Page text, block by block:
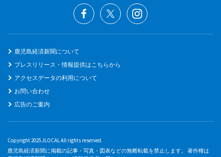
鹿児島経済新聞について
プレスリリース・情報提供はこちらから
アクセスデータの利用について
お問い合わせ
広告のご案内
Copyright 2025 JLOCAL All rights reserved.
鹿児島経済新聞に掲載の記事・写真・図表などの無断転載を禁止します。 著作権は